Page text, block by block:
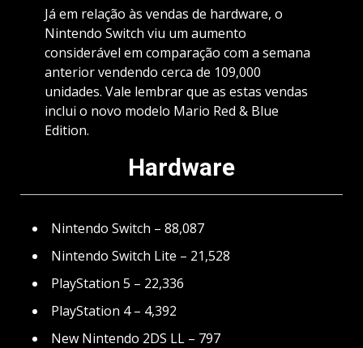
Já em relação às vendas de hardware, o
Nintendo Switch viu um aumento
considerável em comparação com a semana
anterior vendendo cerca de 109,000
unidades. Vale lembrar que as estas vendas
inclui o novo modelo Mario Red & Blue
Edition.
Hardware
Nintendo Switch – 88,087
Nintendo Switch Lite – 21,528
PlayStation 5 – 22,336
PlayStation 4 – 4,392
New Nintendo 2DS LL – 797